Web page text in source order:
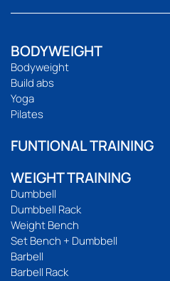
BODYWEIGHT
Bodyweight
Build abs
Yoga
Pilates
FUNTIONAL TRAINING
WEIGHT TRAINING
Dumbbell
Dumbbell Rack
Weight Bench
Set Bench + Dumbbell
Barbell
Barbell Rack